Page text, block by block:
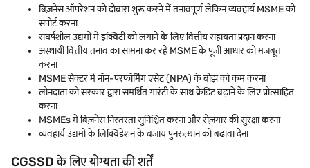
बिज़नेस ऑपरेशन को दोबारा शुरू करने में तनावपूर्ण लेकिन व्यवहार्य MSME को
सपोर्ट करना
संघर्षशील उद्यमों में इक्विटी को लगाने के लिए वित्तीय सहायता प्रदान करना
अस्थायी वित्तीय तनाव का सामना कर रहे MSME के पूंजी आधार को मजबूत
करना
MSME सेक्टर में नॉन-परफॉर्मिंग एसेट (NPA) के बोझ को कम करना
लोनदाता को सरकार द्वारा समर्थित गारंटी के साथ क्रेडिट बढ़ाने के लिए प्रोत्साहित
करना
MSMEs में बिज़नेस निरंतरता सुनिश्चित करना और रोज़गार की सुरक्षा करना
व्यवहार्य उद्यमों के लिक्विडेशन के बजाय पुनरुत्थान को बढ़ावा देना
CGSSD के लिए योग्यता की शर्तें